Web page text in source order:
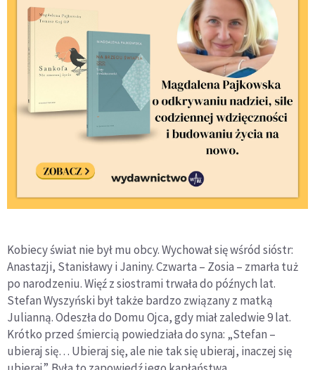
Kobiecy świat nie był mu obcy. Wychował się wśród sióstr:
Anastazji, Stanisławy i Janiny. Czwarta – Zosia – zmarła tuż
po narodzeniu. Więź z siostrami trwała do późnych lat.
Stefan Wyszyński był także bardzo związany z matką
Julianną. Odeszła do Domu Ojca, gdy miał zaledwie 9 lat.
Krótko przed śmiercią powiedziała do syna: „Stefan –
ubieraj się… Ubieraj się, ale nie tak się ubieraj, inaczej się